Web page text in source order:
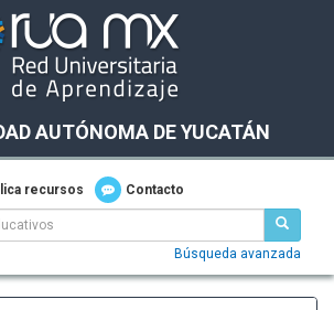
AUTÓNOMA DE YUCATÁN
recursos Contacto
Búsqueda avanzada